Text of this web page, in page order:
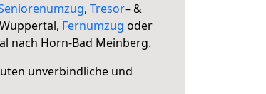
, Tresor– &
Fernumzug oder
nach Horn-Bad Meinberg.
unverbindliche und